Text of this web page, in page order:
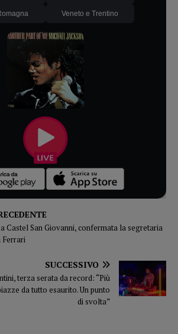
Veneto e Trentino
Castel San Giovanni, confermata la segretaria
Ferrari
SUCCESSIVO
terza serata da record: “Più
da tutto esaurito. Un punto
di svolta”